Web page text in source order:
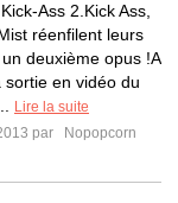
Ass 2.Kick Ass,
réenfilent leurs
deuxième opus !A
sortie en vidéo du
Lire la suite
par
Nopopcorn